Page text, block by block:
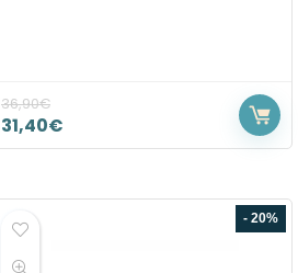
36,90€
31,40€
- 20%